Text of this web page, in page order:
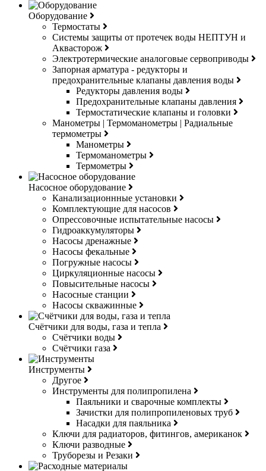
Оборудование
Термостаты
Системы защиты от протечек воды НЕПТУН и
Аквасторож
Электротермические аналоговые сервоприводы
Запорная арматура - редукторы и
предохранительные клапаны давления воды
Редукторы давления воды
Предохранительные клапаны давления
Термостатические клапаны и головки
Манометры | Термоманометры | Радиальные
термометры
Манометры
Термоманометры
Термометры
Насосное оборудование
Канализационнные установки
Комплектующие для насосов
Опрессовочные испытательные насосы
Гидроаккумуляторы
Насосы дренажные
Насосы фекальные
Погружные насосы
Циркуляционные насосы
Повысительные насосы
Насосные станции
Насосы скважинные
Счётчики для воды, газа и тепла
Счётчики воды
Счётчики газа
Инструменты
Другое
Инструменты для полипропилена
Паяльники и сварочные комплекты
Зачистки для полипропиленовых труб
Насадки для паяльника
Ключи для радиаторов, фитингов, американок
Ключи разводные
Труборезы и Резаки